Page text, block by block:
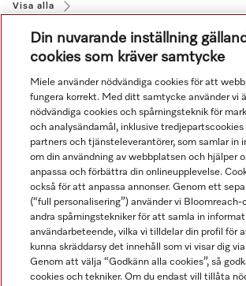
Visa alla
Navigering
Service
Din nuvarande inställning
cookies som kräver samtycke
Miele använder nödvändiga cookies för att
fungera korrekt. Med ditt samtycke använder vi
nödvändiga cookies och spårningsteknik för
och analysändamål, inklusive tredjepartscookies
partners och tjänsteleverantörer, som samlar in
om din användning av webbplatsen och hjälper
anpassa och förbättra din onlineupplevelse.
också för att anpassa annonser. Genom ett
(“full personalisering”) använder vi Bloomreach-
andra spårningstekniker för att samla in
användarbeteende, vilka vi tilldelar din profil för
kunna skräddarsy det innehåll som vi visar dig
Genom att välja “Godkänn alla cookies”, så
cookies och tekniker. Om du endast vill tillåta